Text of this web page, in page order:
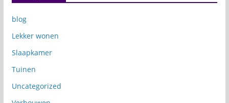
blog
Lekker wonen
Slaapkamer
Tuinen
Uncategorized